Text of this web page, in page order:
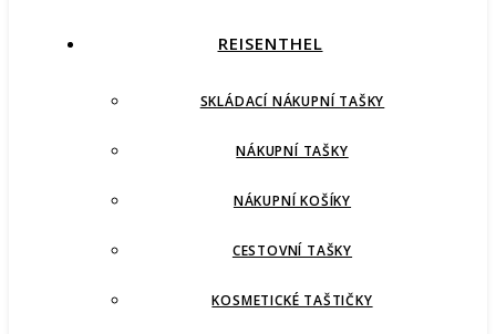
REISENTHEL
SKLÁDACÍ NÁKUPNÍ TAŠKY
NÁKUPNÍ TAŠKY
NÁKUPNÍ KOŠÍKY
CESTOVNÍ TAŠKY
KOSMETICKÉ TAŠTIČKY